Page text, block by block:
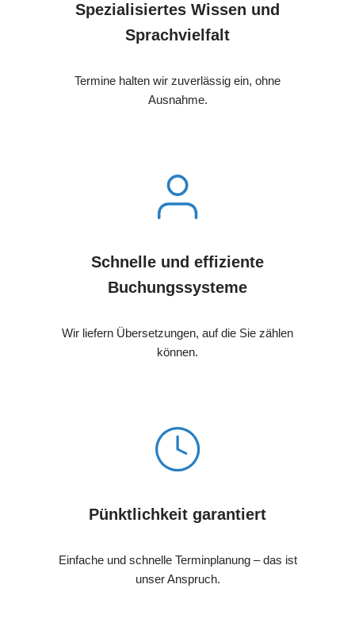
Spezialisiertes Wissen und
Sprachvielfalt
Termine halten wir zuverlässig ein, ohne
Ausnahme.
Schnelle und effiziente
Buchungssysteme
Wir liefern Übersetzungen, auf die Sie zählen
können.
Pünktlichkeit garantiert
Einfache und schnelle Terminplanung – das ist
unser Anspruch.